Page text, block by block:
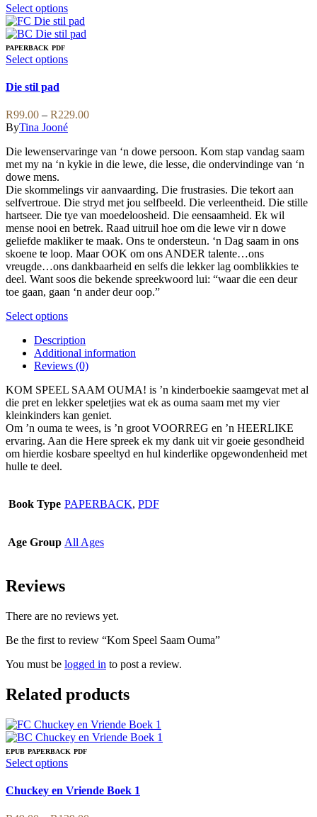
Select optionsThis
product
has
variants.
be
chosen
on
the
product
page
PAPERBACK PDF
Select optionsThis
variants.
The
options
may
be
chosen
on
the
product
page
Die stil pad
R99.00 – R229.00Price
through
R229.00
ByTina Jooné
Die lewenservaringe van ‘n dowe persoon. Kom stap vandag saam
met my na ‘n kykie in die lewe, die lesse, die ondervindinge van ‘n
dowe mens.
Die skommelings vir aanvaarding. Die frustrasies. Die tekort aan
selfvertroue. Die stryd met jou selfbeeld. Die verleentheid. Die stille
hartseer. Die tye van moedeloosheid. Die eensaamheid. Ek wil
mense nooi en betrek. Raad uitruil hoe om die lewe vir n dowe
geliefde makliker te maak. Ons te ondersteun. ‘n Dag saam in ons
skoene te loop. Maar OOK om ons ANDER talente…ons
vreugde…ons dankbaarheid en selfs die lekker lag oomblikkies te
deel. Want soos die bekende spreekwoord lui: “waar die een deur
toe gaan, gaan ‘n ander deur oop.”
Select optionsThis
has
multiple
variants.
options
may
be
chosen
on
the
Description
Additional information
Reviews (0)
KOM SPEEL SAAM OUMA! is ’n kinderboekie saamgevat met al
die pret en lekker speletjies wat ek as ouma saam met my vier
kleinkinders kan geniet.
Om ’n ouma te wees, is ’n groot VOORREG en ’n HEERLIKE
ervaring. Aan die Here spreek ek my dank uit vir goeie gesondheid
om hierdie kosbare speeltyd en hul kinderlike opgewondenheid met
hulle te deel.
Book Type PAPERBACK, PDF
Age Group All Ages
Reviews
There are no reviews yet.
Be the first to review “Kom Speel Saam Ouma”
You must be logged in to post a review.
Related products
EPUB PAPERBACK PDF
Select optionsThis
has
variants.
Chuckey en Vriende Boek 1